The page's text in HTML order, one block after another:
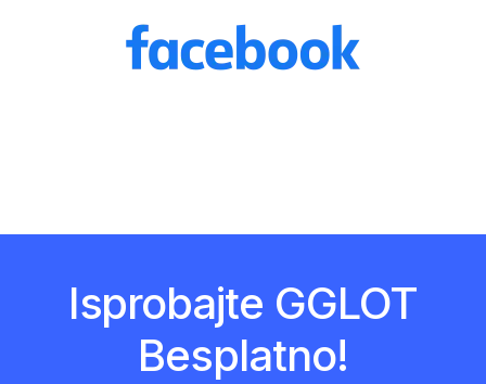
Isprobajte GGLOT
Besplatno!